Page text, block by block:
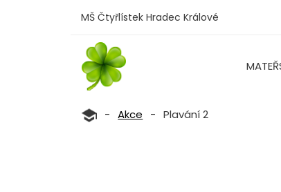
MŠ Čtyřlístek Hradec Králové
- Akce - Plavání 2